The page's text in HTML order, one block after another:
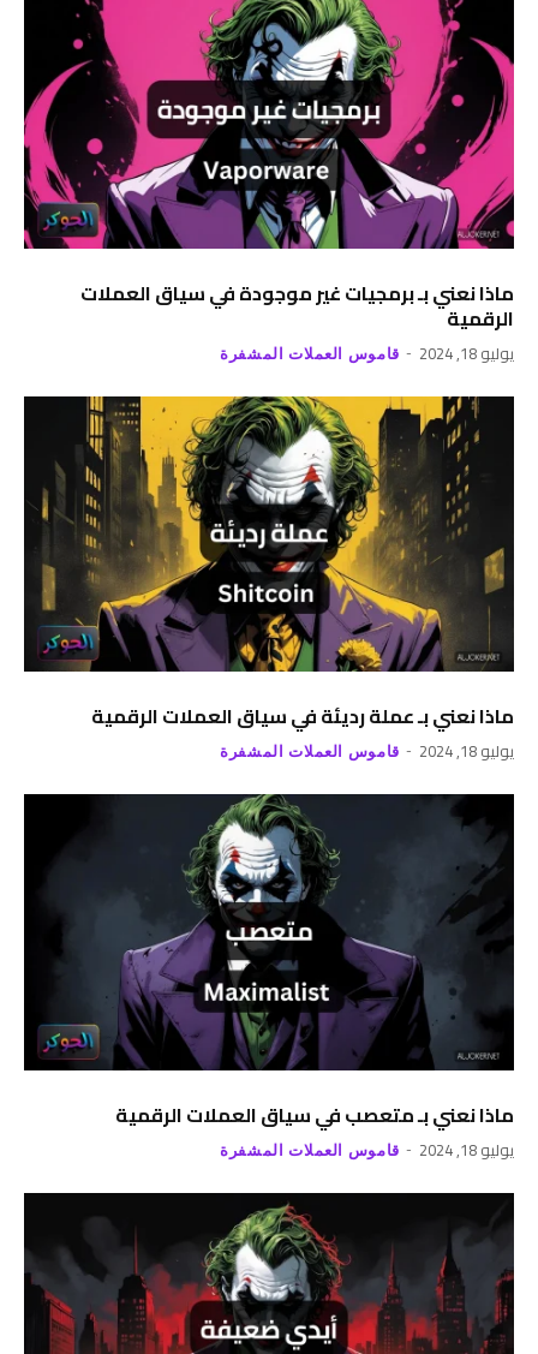
ماذا نعني بـ برمجيات غير موجودة في سياق العملات
الرقمية
يوليو 18, 2024 قاموس العملات المشفرة
ماذا نعني بـ عملة رديئة في سياق العملات الرقمية
يوليو 18, 2024 قاموس العملات المشفرة
ماذا نعني بـ متعصب في سياق العملات الرقمية
يوليو 18, 2024 قاموس العملات المشفرة